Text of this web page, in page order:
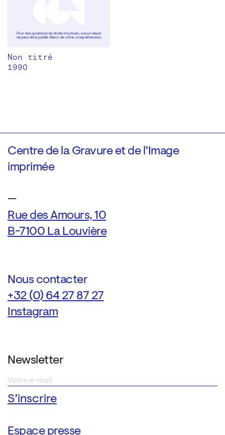
Non titré
1990
Centre de la Gravure et de l’Image
imprimée
—
Rue des Amours, 10
B-7100 La Louvière
Nous contacter
+32 (0) 64 27 87 27
Instagram
Newsletter
Espace presse